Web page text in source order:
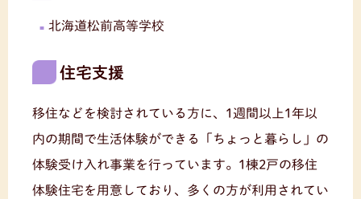
北海道松前高等学校
住宅支援
移住などを検討されている方に、1週間以上1年以
内の期間で生活体験ができる「ちょっと暮らし」の
体験受け入れ事業を行っています。1棟2戸の移住
体験住宅を用意しており、多くの方が利用されてい